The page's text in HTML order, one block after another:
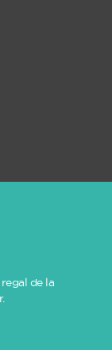
de la